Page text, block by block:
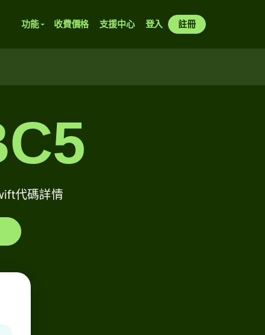
功能 收費價格 支援中心 登入 註冊
代碼詳情